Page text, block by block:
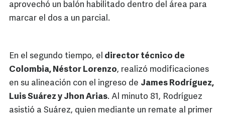
aprovechó un balón habilitado dentro del área para
marcar el dos a un parcial.
En el segundo tiempo, el director técnico de
Colombia, Néstor Lorenzo, realizó modificaciones
en su alineación con el ingreso de James Rodríguez,
Luis Suárez y Jhon Arias. Al minuto 81, Rodríguez
asistió a Suárez, quien mediante un remate al primer